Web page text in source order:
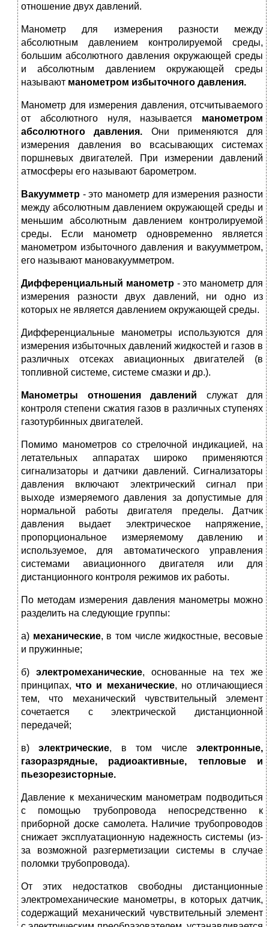
отношение двух давлений.
Манометр для измерения разности между
абсолютным давлением контролируемой среды,
большим абсолютного давления окружающей среды
и абсолютным давлением окружающей среды
называют манометром избыточного давления.
Манометр для измерения давления, отсчитываемого
от абсолютного нуля, называется манометром
абсолютного давления. Они применяются для
измерения давления во всасывающих системах
поршневых двигателей. При измерении давлений
атмосферы его называют барометром.
Вакуумметр - это манометр для измерения разности
между абсолютным давлением окружающей среды и
меньшим абсолютным давлением контролируемой
среды. Если манометр одновременно является
манометром избыточного давления и вакуумметром,
его называют мановакуумметром.
Дифференциальный манометр- это манометр для
измерения разности двух давлений, ни одно из
которых не является давлением окружающей среды.
Дифференциальные манометры используются для
измерения избыточных давлений жидкостей и газов в
различных отсеках авиационных двигателей (в
топливной системе, системе смазки и др.).
Манометры отношения давлений служат для
контроля степени сжатия газов в различных ступенях
газотурбинных двигателей.
Помимо манометров со стрелочной индикацией, на
летательных аппаратах широко применяются
сигнализаторы и датчики давлений. Сигнализаторы
давления включают электрический сигнал при
выходе измеряемого давления за допустимые для
нормальной работы двигателя пределы. Датчик
давления выдает электрическое напряжение,
пропорциональное измеряемому давлению и
используемое, для автоматического управления
системами авиационного двигателя или для
дистанционного контроля режимов их работы.
По методам измерения давления манометры можно
разделить на следующие группы:
а) механические, в том числе жидкостные, весовые
и пружинные;
б) электромеханические, основанные на тех же
принципах,что и механические, но отличающиеся
тем, что механический чувствительный элемент
сочетается с электрической дистанционной
передачей;
в)электрические, в том числеэлектронные,
газоразрядные, радиоактивные, тепловые и
пьезорезисторные.
Давление к механическим манометрам подводиться
с помощью трубопровода непосредственно к
приборной доске самолета. Наличие трубопроводов
снижает эксплуатационную надежность системы (из-
за возможной разгерметизации системы в случае
поломки трубопровода).
От этих недостатков свободны дистанционные
электромеханические манометры, в которых датчик,
содержащий механический чувствительный элемент